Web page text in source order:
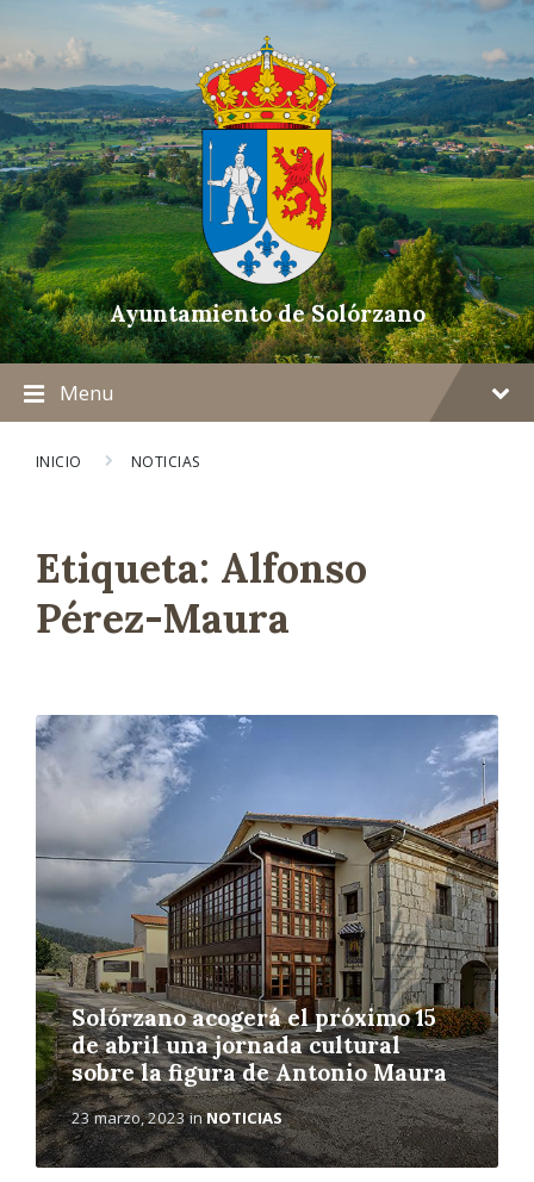
Ayuntamiento de Solórzano
Menu
INICIO NOTICIAS
Etiqueta: Alfonso
Pérez-Maura
Solórzano acogerá el próximo 15
de abril una jornada cultural
sobre la figura de Antonio Maura
23 marzo, 2023inNOTICIAS
L
e
s